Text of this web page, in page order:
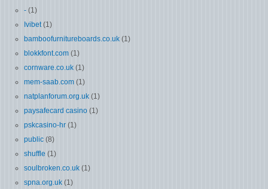
- (1)
Ivibet (1)
bamboofurnitureboards.co.uk (1)
blokkfont.com (1)
cornware.co.uk (1)
mem-saab.com (1)
natplanforum.org.uk (1)
paysafecard casino (1)
pskcasino-hr (1)
public (8)
shuffle (1)
soulbroken.co.uk (1)
spna.org.uk (1)